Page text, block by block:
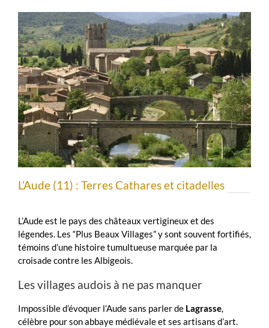
L’Aude (11) : Terres Cathares et citadelles
L’Aude est le pays des châteaux vertigineux et des
légendes. Les “Plus Beaux Villages” y sont souvent fortifiés,
témoins d’une histoire tumultueuse marquée par la
croisade contre les Albigeois.
Les villages audois à ne pas manquer
Impossible d’évoquer l’Aude sans parler de Lagrasse,
célèbre pour son abbaye médiévale et ses artisans d’art.